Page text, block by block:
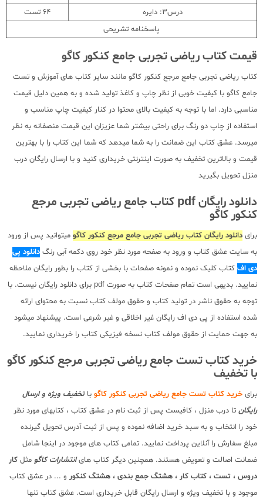
درس3: دایره
64 تست
پاسخنامه تشریحی
قیمت کتاب ریاضی تجربی جامع کنکور کاگو
کتاب ریاضی تجربی جامع مرجع کنکور کاگو مانند سایر کتاب های آموزش و تست
جامع کاگو با کیفیت خوبی از نظر چاپ و کاغذ تولید شده و به همین دلیل قیمت
مناسبی دارد. اما با توجه به کیفیت بالای محتوا در کنار کیفیت چاپ مناسب و
استفاده از چاپ دو رنگ برای راحتی بیشتر شما عزیزان این قیمت منصفانه به نظر
میرسد. عشق کتاب این ضمانت را به شما میدهد که شما این کتاب را با بهترین
قیمت و بالاترین تخفیف به صورت اینترنتی خریداری کنید و با ارسال رایگان درب
منزل تحویل بگیرید
دانلود رایگان pdf کتاب جامع ریاضی تجربی مرجع
کنکور کاگو
برای دانلود رایگان کتاب ریاضی تجربی جامع مرجع کنکور کاگو میتوانید پس از ورود
به سایت عشق کتاب و ورود به صفحه مورد نظر خود روی دکمه آبی رنگ دانلود پی
دی اف کتاب کلیک نموده و نمونه صفحات با بخشی از کتاب را بطور رایگان ملاحظه
نمایید. بدیهی است تمام صفحات کتاب به صورت pdf برای دانلود رایگان نیست. با
توجه به حقوق ناشر در تولید کتاب و حقوق مولف کتاب نسبت به محتوای ارائه
شده استفاده از پی دی اف رایگان غیر اخلاقی و غیر شرعی است. پیشنهاد میشود
به جهت حمایت از حقوق مولف کتاب نسخه فیزیکی کتاب را خریداری نمایید.
خرید کتاب تست جامع ریاضی تجربی مرجع کنکور کاگو
با تخفیف
برای خرید کتاب تست جامع ریاضی تجربی کنکور کاگو باتخفیف ویژه و ارسال
رایگان تا درب منزل ، کافیست پس از ثبت نام در عشق کتاب ، کتابهای مورد نظر
خود را انتخاب و به سبد خرید اضافه نموده و پس از ثبت آدرس تحویل گیرنده
مبلغ سفارش را آنلاین پرداخت نمایید. تمامی کتاب های موجود در اینجا شامل
ضمانت اصالت و تعویض هستند. همچنین دیگر کتاب هایانتشارات کاگو مثل کار
دروس ، تست ، کتاب کار ، هشتگ جمع بندی ، هشتگ کنکور و ... در عشق کتاب
موجود و با تخفیف ویژه و ارسال رایگان قابل خریداری است. عشق کتاب تنها